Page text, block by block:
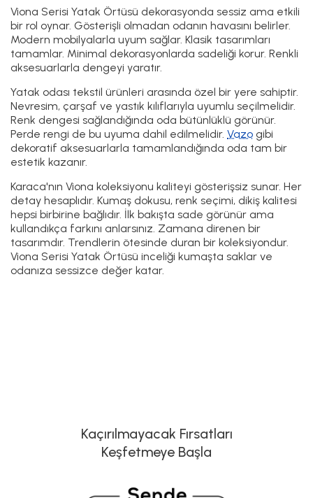
Viona Serisi Yatak Örtüsü dekorasyonda sessiz ama etkili
bir rol oynar. Gösterişli olmadan odanın havasını belirler.
Modern mobilyalarla uyum sağlar. Klasik tasarımları
tamamlar. Minimal dekorasyonlarda sadeliği korur. Renkli
aksesuarlarla dengeyi yaratır.
Yatak odası tekstil ürünleri arasında özel bir yere sahiptir.
Nevresim, çarşaf ve yastık kılıflarıyla uyumlu seçilmelidir.
Renk dengesi sağlandığında oda bütünlüklü görünür.
Perde rengi de bu uyuma dahil edilmelidir. Vazo gibi
dekoratif aksesuarlarla tamamlandığında oda tam bir
estetik kazanır.
Karaca'nın Viona koleksiyonu kaliteyi gösterişsiz sunar. Her
detay hesaplıdır. Kumaş dokusu, renk seçimi, dikiş kalitesi
hepsi birbirine bağlıdır. İlk bakışta sade görünür ama
kullandıkça farkını anlarsınız. Zamana direnen bir
tasarımdır. Trendlerin ötesinde duran bir koleksiyondur.
Viona Serisi Yatak Örtüsü inceliği kumaşta saklar ve
odanıza sessizce değer katar.
Kaçırılmayacak Fırsatları
Keşfetmeye Başla